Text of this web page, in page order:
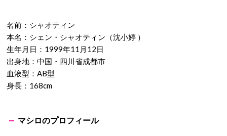
出典：https://twitter.com/